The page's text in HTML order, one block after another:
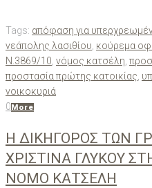
Tags: απόφαση για
νεάπολης λασιθίου κούρεμα
Ν.3869/10 νόμος κατσέλη
προστασία πρώτης κατοικίας
νοικοκυριά
0 More
Η ΔΙΚΗΓΟΡΟΣ ΤΩΝ
ΧΡΙΣΤΙΝΑ ΓΛΥΚΟΥ
ΝΟΜΟ ΚΑΤΣΕΛΗ